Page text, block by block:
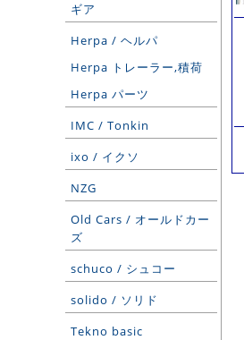
ギア
Herpa / ヘルパ
Herpa トレーラー,積荷
Herpa パーツ
IMC / Tonkin
ixo / イクソ
NZG
Old Cars / オールドカー
ズ
schuco / シュコー
solido / ソリド
Tekno basic